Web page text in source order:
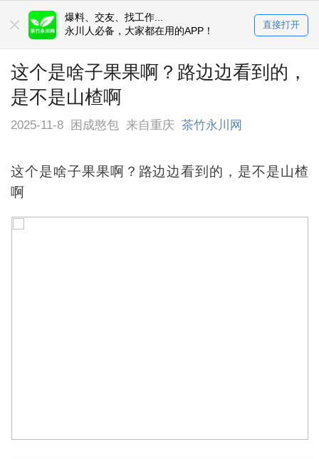
爆料、交友、找工作...
永川人必备，大家都在用的APP！
直接打开
这个是啥子果果啊？路边边看到的，
是不是山楂啊
2025-11-8 困成憨包 来自重庆 茶竹永川网
这个是啥子果果啊？路边边看到的，是不是山楂
啊